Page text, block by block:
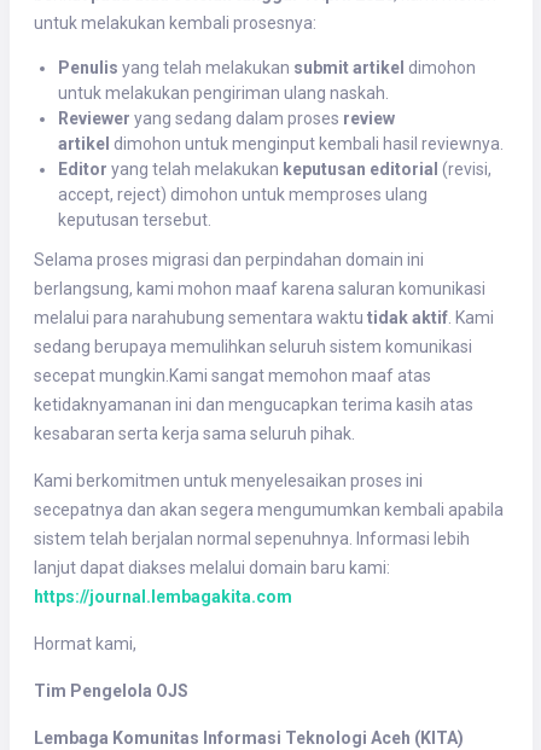
untuk melakukan kembali prosesnya:
Penulis yang telah melakukan submit artikel dimohon
untuk melakukan pengiriman ulang naskah.
Reviewer yang sedang dalam proses review
artikel dimohon untuk menginput kembali hasil reviewnya.
Editor yang telah melakukan keputusan editorial (revisi,
accept, reject) dimohon untuk memproses ulang
keputusan tersebut.
Selama proses migrasi dan perpindahan domain ini
berlangsung, kami mohon maaf karena saluran komunikasi
melalui para narahubung sementara waktu tidak aktif. Kami
sedang berupaya memulihkan seluruh sistem komunikasi
secepat mungkin.Kami sangat memohon maaf atas
ketidaknyamanan ini dan mengucapkan terima kasih atas
kesabaran serta kerja sama seluruh pihak.
Kami berkomitmen untuk menyelesaikan proses ini
secepatnya dan akan segera mengumumkan kembali apabila
sistem telah berjalan normal sepenuhnya. Informasi lebih
lanjut dapat diakses melalui domain baru kami:
https://journal.lembagakita.com
Hormat kami,
Tim Pengelola OJS
Lembaga Komunitas Informasi Teknologi Aceh (KITA)